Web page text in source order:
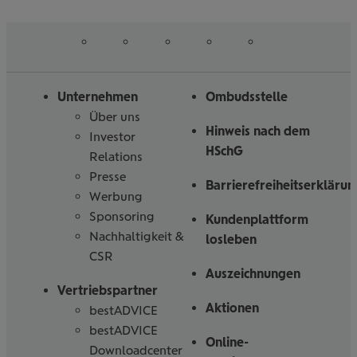
Unternehmen
Über uns
Investor
Relations
Presse
Werbung
Sponsoring
Nachhaltigkeit &
CSR
Vertriebspartner
bestADVICE
bestADVICE
Downloadcenter
Ombudsstelle
Hinweis nach dem
HSchG
Kundenplattform
losleben
Auszeichnungen
Aktionen
Online-
uns